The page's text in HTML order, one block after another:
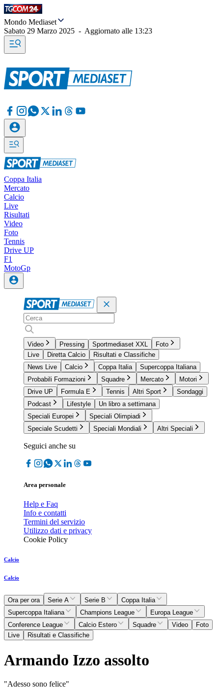
Mondo Mediaset
Sabato 29 Marzo 2025 - Aggiornato alle 13:23
Coppa Italia
Mercato
Calcio
Live
Risultati
Video
Foto
Tennis
Drive UP
F1
MotoGp
Video Pressing Sportmediaset XXL
Foto
Live
Diretta Calcio
Risultati e Classifiche
News Live
Calcio Coppa Italia
Supercoppa Italiana
Probabili Formazioni
Squadre Mercato
Motori
Drive UP
Formula E Tennis Altri Sport
Sondaggi
Podcast
Lifestyle
Un libro a settimana
Speciali Europei
Speciali Olimpiadi
Speciale Scudetti
Speciali Mondiali Altri Speciali
Seguici anche su
Area personale
Help e Faq
Info e contatti
Termini del servizio
Utilizzo dati e privacy
Cookie Policy
Calcio
Calcio
Ora per ora Serie A Serie B
Coppa Italia
Supercoppa Italiana
Champions League
Europa League
Conference League
Calcio Estero Squadre Video
Foto
Live
Risultati e Classifiche
Armando Izzo assolto
"Adesso sono felice"